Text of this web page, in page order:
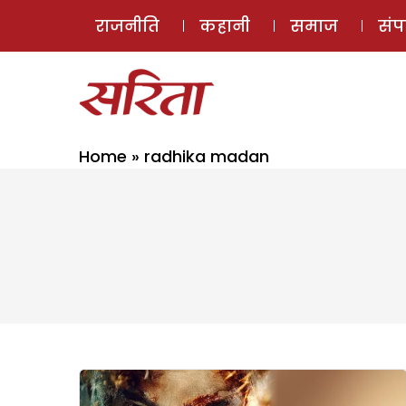
राजनीति कहानी समाज
Home » radhika madan